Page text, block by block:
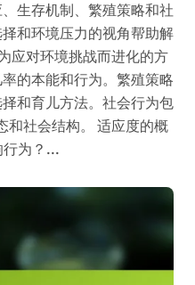
生存机制、繁殖策略和社
和环境压力的视角帮助解
应对环境挑战而进化的方
的本能和行为。繁殖策略
和育儿方法。社会行为包
和社会结构。 适应度的概
为？...